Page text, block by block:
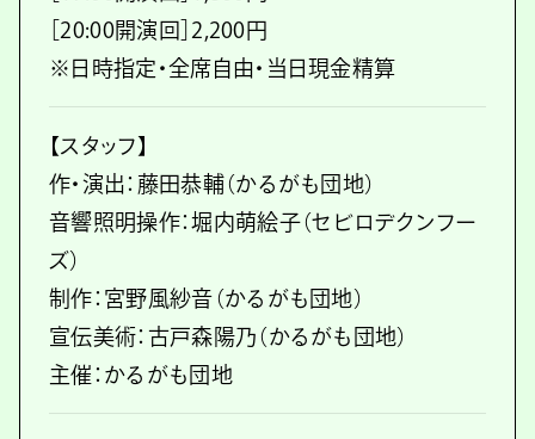
［20:00開演回］2,200円
※日時指定・全席自由・当日現金精算
【スタッフ】
作・演出：藤田恭輔（かるがも団地）
音響照明操作：堀内萌絵子（セビロデクンフー
ズ）
制作：宮野風紗音（かるがも団地）
宣伝美術：古戸森陽乃（かるがも団地）
主催：かるがも団地